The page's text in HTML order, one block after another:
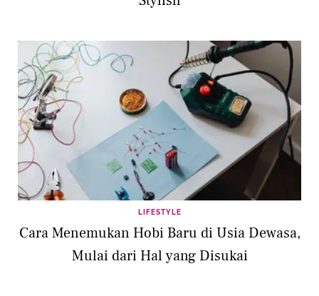
LIFESTYLE
Cara Menemukan Hobi Baru di Usia Dewasa,
Mulai dari Hal yang Disukai